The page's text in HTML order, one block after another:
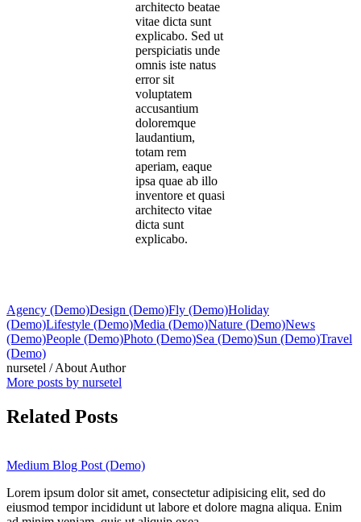
architecto beatae
vitae dicta sunt
explicabo. Sed ut
perspiciatis unde
omnis iste natus
error sit
voluptatem
accusantium
doloremque
laudantium,
totam rem
aperiam, eaque
ipsa quae ab illo
inventore et quasi
architecto vitae
dicta sunt
explicabo.
Agency (Demo)Design (Demo)Fly (Demo)Holiday
(Demo)Lifestyle (Demo)Media (Demo)Nature (Demo)News
(Demo)People (Demo)Photo (Demo)Sea (Demo)Sun (Demo)Travel
(Demo)
nursetel / About Author
More posts by nursetel
Related Posts
Medium Blog Post (Demo)
Lorem ipsum dolor sit amet, consectetur adipisicing elit, sed do
eiusmod tempor incididunt ut labore et dolore magna aliqua. Enim